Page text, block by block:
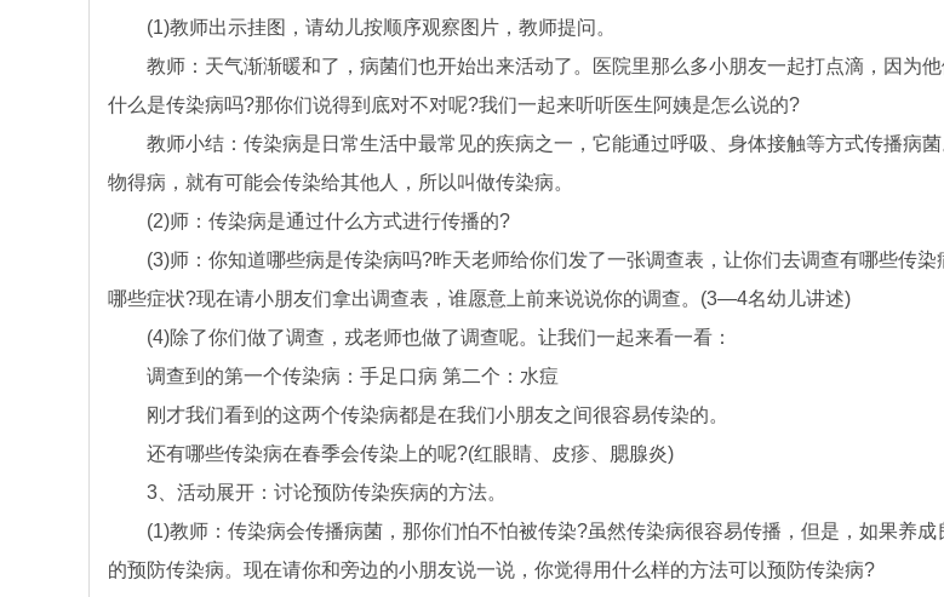
(1)教师出示挂图，请幼儿按顺序观察图片，教师提问。
教师：天气渐渐暖和了，病菌们也开始出来活动了。医院里那么多小朋友一起打点滴，因为他
什么是传染病吗?那你们说得到底对不对呢?我们一起来听听医生阿姨是怎么说的?
教师小结：传染病是日常生活中最常见的疾病之一，它能通过呼吸、身体接触等方式传播病菌
物得病，就有可能会传染给其他人，所以叫做传染病。
(2)师：传染病是通过什么方式进行传播的?
(3)师：你知道哪些病是传染病吗?昨天老师给你们发了一张调查表，让你们去调查有哪些传染
哪些症状?现在请小朋友们拿出调查表，谁愿意上前来说说你的调查。(3—4名幼儿讲述)
(4)除了你们做了调查，戎老师也做了调查呢。让我们一起来看一看：
调查到的第一个传染病：手足口病 第二个：水痘
刚才我们看到的这两个传染病都是在我们小朋友之间很容易传染的。
还有哪些传染病在春季会传染上的呢?(红眼睛、皮疹、腮腺炎)
3、活动展开：讨论预防传染疾病的方法。
(1)教师：传染病会传播病菌，那你们怕不怕被传染?虽然传染病很容易传播，但是，如果养成
的预防传染病。现在请你和旁边的小朋友说一说，你觉得用什么样的方法可以预防传染病?